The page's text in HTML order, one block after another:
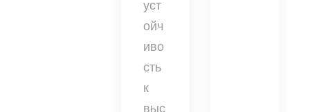
уст
ойч
иво
сть
к
выс